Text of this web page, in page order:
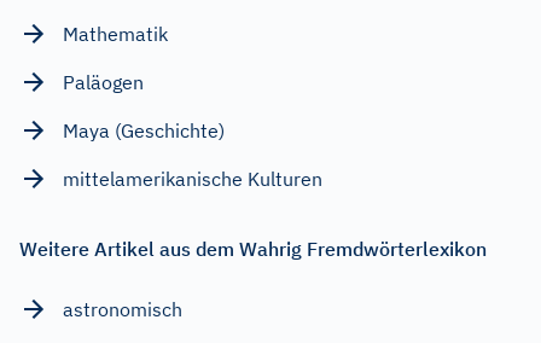
Mathematik
Paläogen
Maya (Geschichte)
mittelamerikanische Kulturen
Weitere Artikel aus dem Wahrig Fremdwörterlexikon
astronomisch